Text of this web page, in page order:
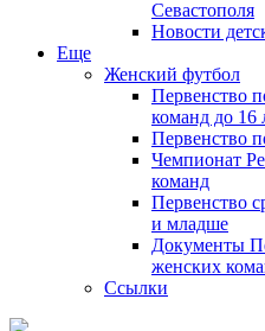
Севастополя
Новости
Еще
Женский футбол
Первенство
команд до 16
Первенство
Чемпионат
команд
Первенство
и младше
Документы
женских
Ссылки